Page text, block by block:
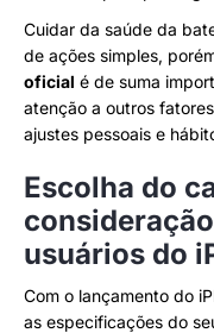
Cuidar da saúde da
de ações simples,
oficial é de suma
atenção a outros
ajustes pessoais e
Escolha do
usuários do
Com o lançamento do
as especificações do